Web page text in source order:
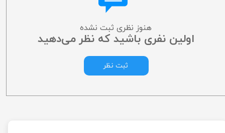
هنوز نظری ثبت نشده
اولین نفری باشید که نظر می‌دهید
ثبت نظر